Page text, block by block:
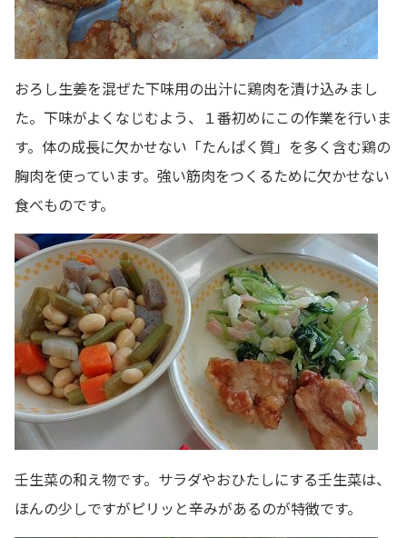
おろし生姜を混ぜた下味用の出汁に鶏肉を漬け込みまし
た。下味がよくなじむよう、１番初めにこの作業を行いま
す。体の成長に欠かせない「たんぱく質」を多く含む鶏の
胸肉を使っています。強い筋肉をつくるために欠かせない
食べものです。
壬生菜の和え物です。サラダやおひたしにする壬生菜は、
ほんの少しですがピリッと辛みがあるのが特徴です。